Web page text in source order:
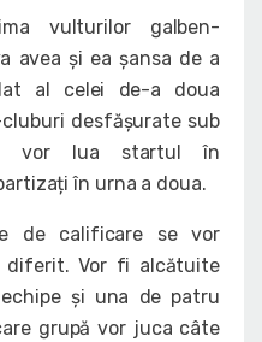
vulturilor galben-
avea și ea șansa de a
al celei de-a doua
desfășurate sub
vor lua startul în
în urna a doua.
de calificare se vor
diferit. Vor fi alcătuite
și una de patru
grupă vor juca câte